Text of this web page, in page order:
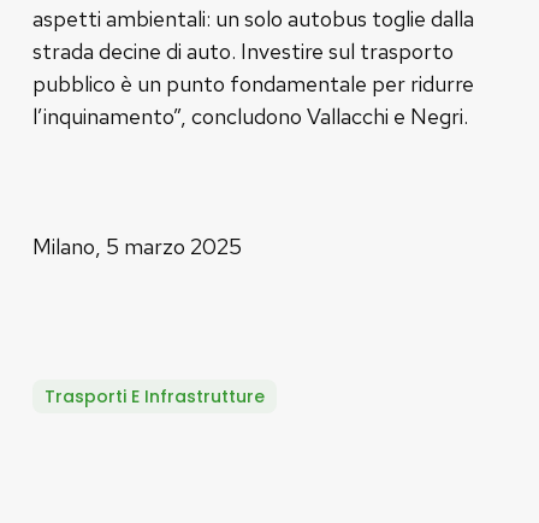
aspetti ambientali: un solo autobus toglie dalla
strada decine di auto. Investire sul trasporto
pubblico è un punto fondamentale per ridurre
l’inquinamento”, concludono Vallacchi e Negri.
Milano, 5 marzo 2025
Trasporti E Infrastrutture